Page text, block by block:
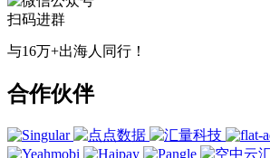
扫码进群
与16万+出海人同行！
合作伙伴